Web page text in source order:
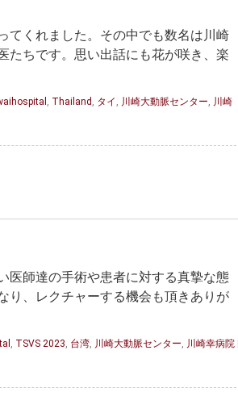
てくれました。その中でも数名は川崎
たちです。思い出話にも花が咲き、楽
, Thailand , タイ , 川崎大動脈センター, 川崎
医師達の手術や患者に対する真摯な態
り、レクチャーする機会も頂きありが
, TSVS 2023, 台湾, 川崎大動脈センター, 川崎幸病院